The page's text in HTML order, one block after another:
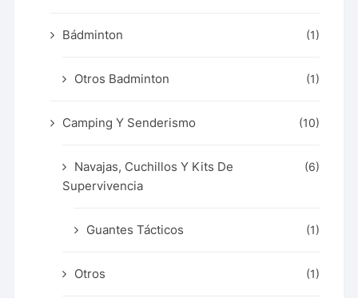
Bádminton (1)
Otros Badminton (1)
Camping Y Senderismo (10)
Navajas, Cuchillos Y Kits De
Supervivencia
(6)
Guantes Tácticos (1)
Otros (1)